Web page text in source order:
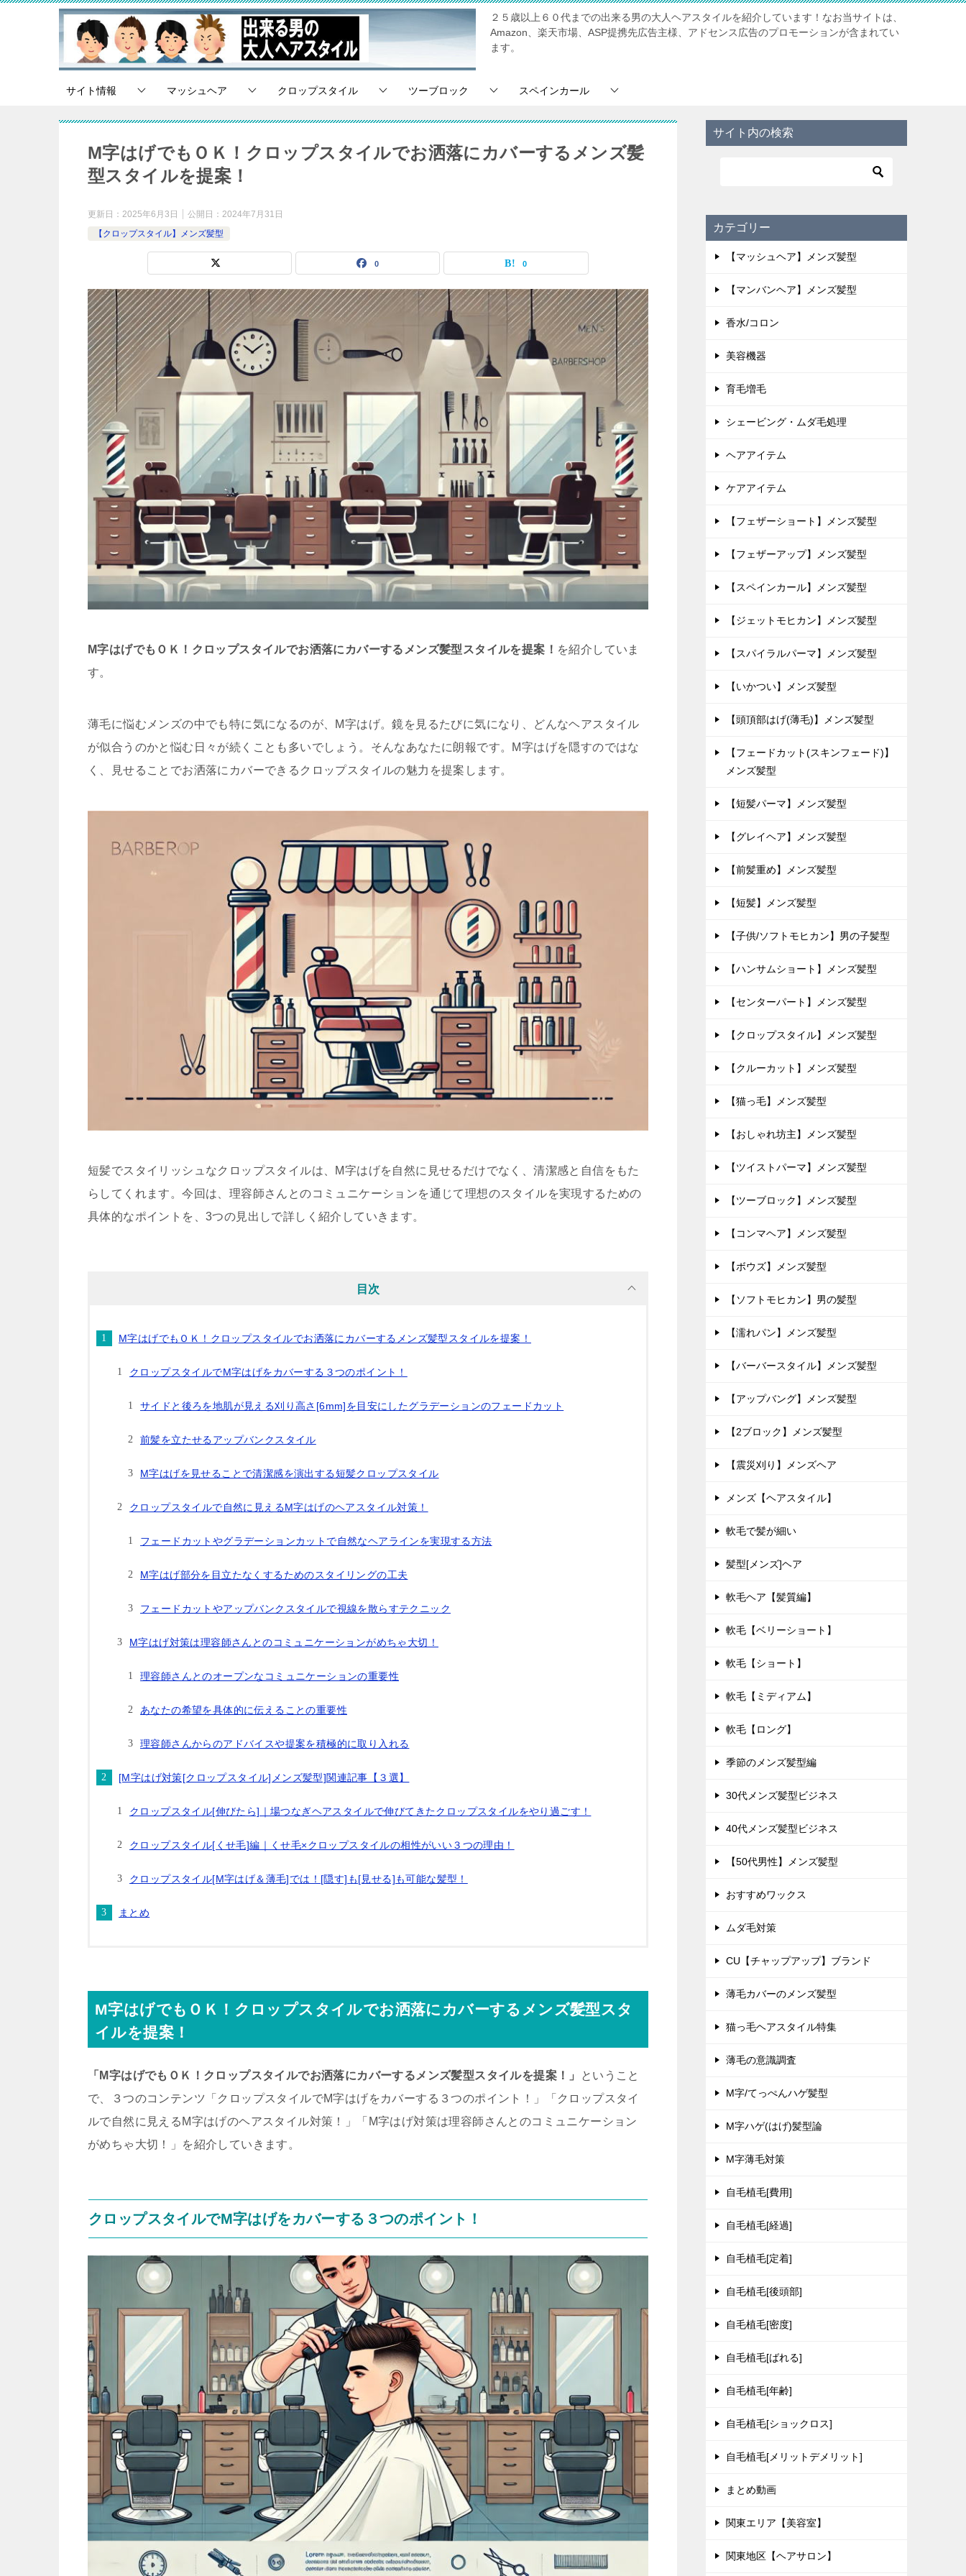
２５歳以上６０代までの出来る男の大人ヘアスタイルを紹介しています！なお当サイトは、
Amazon、楽天市場、ASP提携先広告主様、アドセンス広告のプロモーションが含まれてい
ます。
サイト情報 マッシュヘア クロップスタイル ツーブロック スペインカール
M字はげでもＯＫ！クロップスタイルでお洒落にカバーするメンズ髪
型スタイルを提案！
更新日： 2025年6月3日 公開日： 2024年7月31日
【クロップスタイル】メンズ髪型
0 0
M字はげでもＯＫ！クロップスタイルでお洒落にカバーするメンズ髪型スタイルを提案！ を紹介していま
す。
薄毛に悩むメンズの中でも特に気になるのが、M字はげ。鏡を見るたびに気になり、どんなヘアスタイル
が似合うのかと悩む日々が続くことも多いでしょう。そんなあなたに朗報です。M字はげを隠すのではな
く、見せることでお洒落にカバーできるクロップスタイルの魅力を提案します。
短髪でスタイリッシュなクロップスタイルは、M字はげを自然に見せるだけでなく、清潔感と自信をもた
らしてくれます。今回は、理容師さんとのコミュニケーションを通じて理想のスタイルを実現するための
具体的なポイントを、3つの見出しで詳しく紹介していきます。
目次
M字はげでもＯＫ！クロップスタイルでお洒落にカバーするメンズ髪型スタイルを提案！
クロップスタイルでM字はげをカバーする３つのポイント！
サイドと後ろを地肌が見える刈り高さ[6mm]を目安にしたグラデーションのフェードカット
前髪を立たせるアップバンクスタイル
M字はげを見せることで清潔感を演出する短髪クロップスタイル
クロップスタイルで自然に見えるM字はげのヘアスタイル対策！
フェードカットやグラデーションカットで自然なヘアラインを実現する方法
M字はげ部分を目立たなくするためのスタイリングの工夫
フェードカットやアップバンクスタイルで視線を散らすテクニック
M字はげ対策は理容師さんとのコミュニケーションがめちゃ大切！
理容師さんとのオープンなコミュニケーションの重要性
あなたの希望を具体的に伝えることの重要性
理容師さんからのアドバイスや提案を積極的に取り入れる
[M字はげ対策[クロップスタイル]メンズ髪型]関連記事【３選】
クロップスタイル[伸びたら]｜場つなぎヘアスタイルで伸びてきたクロップスタイルをやり過ごす！
クロップスタイル[くせ毛]編｜くせ毛×クロップスタイルの相性がいい３つの理由！
クロップスタイル[M字はげ＆薄毛]では！[隠す]も[見せる]も可能な髪型！
まとめ
M字はげでもＯＫ！クロップスタイルでお洒落にカバーするメンズ髪型スタ
イルを提案！
「M字はげでもＯＫ！クロップスタイルでお洒落にカバーするメンズ髪型スタイルを提案！」
ということ
で、３つのコンテンツ「クロップスタイルでM字はげをカバーする３つのポイント！」「クロップスタイ
ルで自然に見えるM字はげのヘアスタイル対策！」「M字はげ対策は理容師さんとのコミュニケーション
がめちゃ大切！」を紹介していきます。
クロップスタイルでM字はげをカバーする３つのポイント！
サイト内の検索
カテゴリー
【マッシュヘア】メンズ髪型
【マンバンヘア】メンズ髪型
香水/コロン
美容機器
育毛増毛
シェービング・ムダ毛処理
ヘアアイテム
ケアアイテム
【フェザーショート】メンズ髪型
【フェザーアップ】メンズ髪型
【スペインカール】メンズ髪型
【ジェットモヒカン】メンズ髪型
【スパイラルパーマ】メンズ髪型
【いかつい】メンズ髪型
【頭頂部はげ(薄毛)】メンズ髪型
【フェードカット(スキンフェード)】
メンズ髪型
【短髪パーマ】メンズ髪型
【グレイヘア】メンズ髪型
【前髪重め】メンズ髪型
【短髪】メンズ髪型
【子供/ソフトモヒカン】男の子髪型
【ハンサムショート】メンズ髪型
【センターパート】メンズ髪型
【クロップスタイル】メンズ髪型
【クルーカット】メンズ髪型
【猫っ毛】メンズ髪型
【おしゃれ坊主】メンズ髪型
【ツイストパーマ】メンズ髪型
【ツーブロック】メンズ髪型
【コンマヘア】メンズ髪型
【ボウズ】メンズ髪型
【ソフトモヒカン】男の髪型
【濡れパン】メンズ髪型
【バーバースタイル】メンズ髪型
【アップバング】メンズ髪型
【2ブロック】メンズ髪型
【震災刈り】メンズヘア
メンズ【ヘアスタイル】
軟毛で髪が細い
髪型[メンズ]ヘア
軟毛ヘア【髪質編】
軟毛【ベリーショート】
軟毛【ショート】
軟毛【ミディアム】
軟毛【ロング】
季節のメンズ髪型編
30代メンズ髪型ビジネス
40代メンズ髪型ビジネス
【50代男性】メンズ髪型
おすすめワックス
ムダ毛対策
CU【チャップアップ】ブランド
薄毛カバーのメンズ髪型
猫っ毛ヘアスタイル特集
薄毛の意識調査
M字/てっぺんハゲ髪型
M字ハゲ(はげ)髪型論
M字薄毛対策
自毛植毛[費用]
自毛植毛[経過]
自毛植毛[定着]
自毛植毛[後頭部]
自毛植毛[密度]
自毛植毛[ばれる]
自毛植毛[年齢]
自毛植毛[ショックロス]
自毛植毛[メリットデメリット]
まとめ動画
関東エリア【美容室】
関東地区【ヘアサロン】